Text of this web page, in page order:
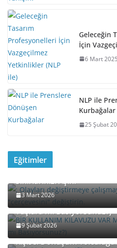
k
Geleceğin
İçin
6 Mart 2025
NLP ile
Kurbağalar
25 Şubat
Eğitimler
Davet: “Yeniden
Sınırlarınızı Aşın!
3 Mart 2026
BİR KULLANIM KILAVUZU
Tuşlara mı Basıyorsunuz?)
9 Şubat 2026
NLP Diploma (Sertifika)
Kişisel Dönüşüm